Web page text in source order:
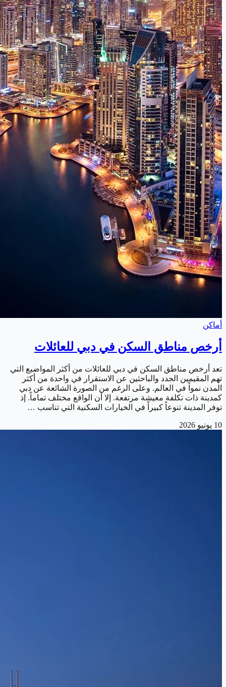
أماكن
أرخص مناطق السكن في دبي للعائلات
تعد أرخص مناطق السكن في دبي للعائلات من أكثر المواضيع التي
تهم المقيمين الجدد والباحثين عن الاستقرار في واحدة من أكثر
المدن نمواً في العالم. وعلى الرغم من الصورة الشائعة عن دبي
كمدينة ذات تكلفة معيشة مرتفعة. إلا أن الواقع مختلف تماماً. إذ
توفر المدينة تنوعاً كبيراً في الخيارات السكنية التي تناسب …
10 يونيو 2026